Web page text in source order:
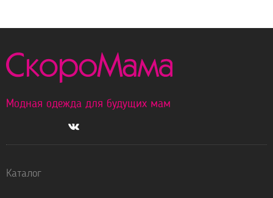
Модная одежда для будущих мам
Каталог